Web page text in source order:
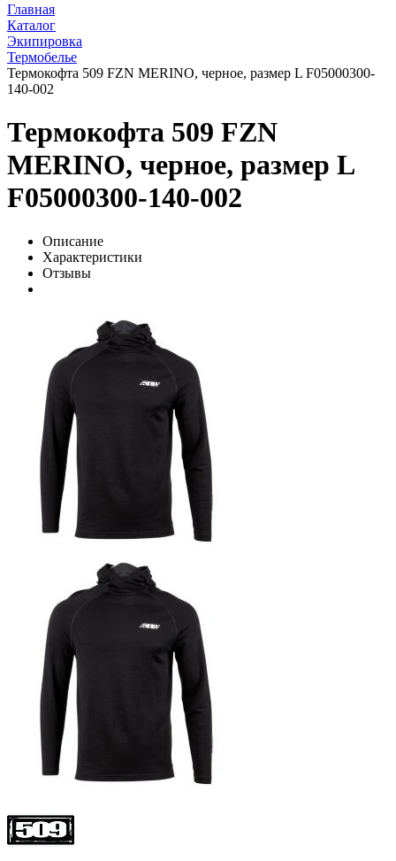
Главная
Каталог
Экипировка
Термобелье
Термокофта 509 FZN MERINO, черное, размер L F05000300-
140-002
Термокофта 509 FZN
MERINO, черное, размер L
F05000300-140-002
Описание
Характеристики
Отзывы